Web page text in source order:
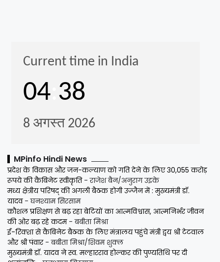
MPinfo Hindi News
प्रदेश के विकास और जन-कल्याण को गति देने के लिए 30,055 करोड़
रूपये की कैबिनेट स्वीकृति- राजेश बैन/अनुराग उइके
मध्य क्षेत्रीय परिषद् की अगली बैठक होगी उज्जैन में : मुख्यमंत्री डॉ.
यादव- घनश्याम सिरसाम
कौशल प्रशिक्षण से बढ़ रहा बेटियों का आत्मविश्वास, आत्मनिर्भर जीवन
की ओर बढ़ रहे कदम- बबीता मिश्रा
ई-रिक्शा से कैबिनेट बैठक के लिए मंत्रालय पहुंचे मंत्री द्वय श्री टेटवाल
और श्री पंवार- बबीता मिश्रा/शिवम शुक्ल
मुख्यमंत्री डॉ. यादव ने स्व. मल्हारराव होल्कर की पुण्यतिथि पर दी